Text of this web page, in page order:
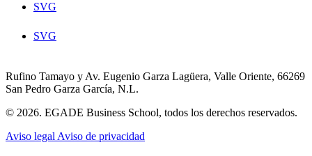
SVG
SVG
Rufino Tamayo y Av. Eugenio Garza Lagüera, Valle Oriente, 66269
San Pedro Garza García, N.L.
© 2026. EGADE Business School, todos los derechos reservados.
Aviso legal Aviso de privacidad